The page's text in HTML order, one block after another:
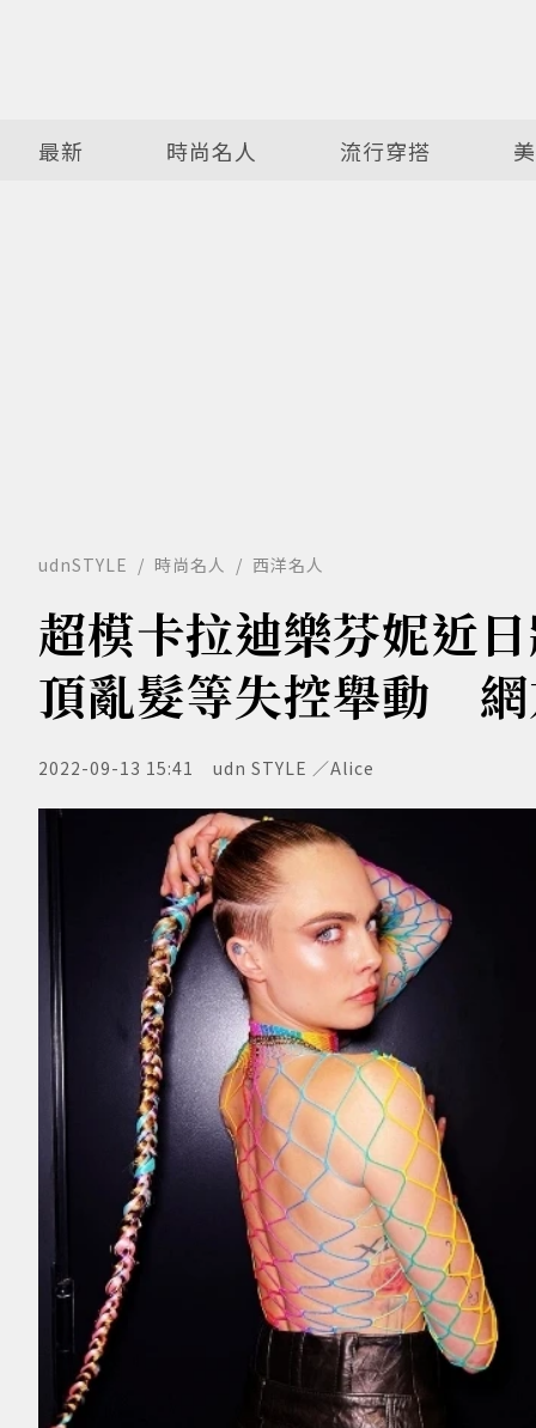
最新 時尚名人 流行穿搭
udnSTYLE 時尚名人 西洋名人
超模卡拉迪樂芬妮近
頂亂髮等失控舉動 網
2022-09-13 15:41 udn STYLE ／Alice